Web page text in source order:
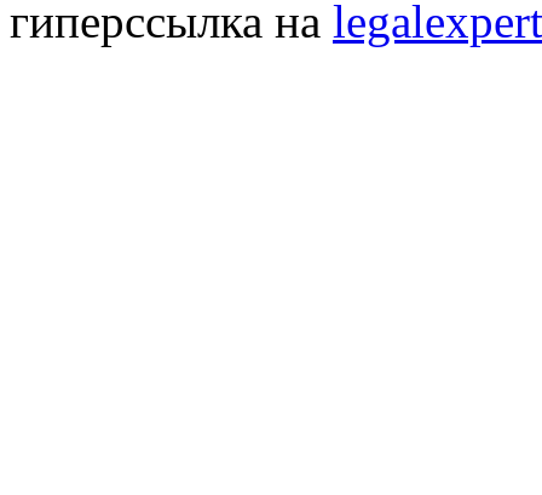
гиперссылка на